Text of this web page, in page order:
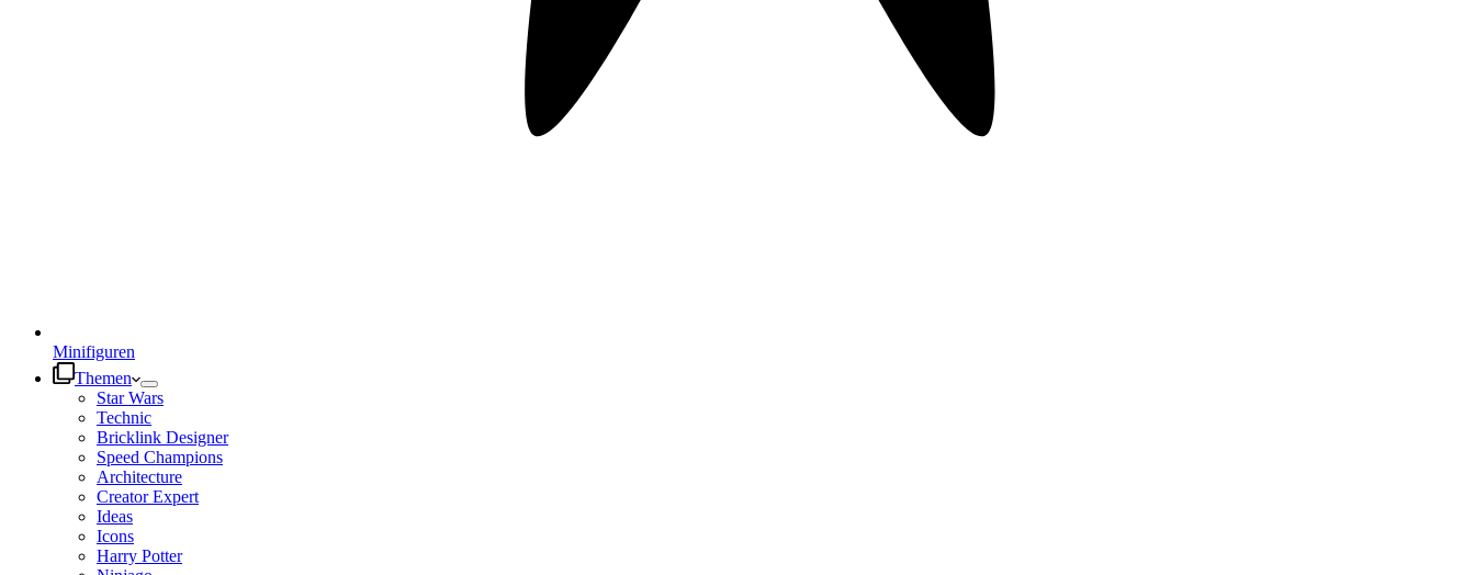
Minifiguren
Themen
Star Wars
Technic
Bricklink Designer
Speed Champions
Architecture
Creator Expert
Ideas
Icons
Harry Potter